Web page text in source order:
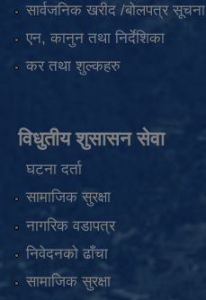
सार्वजनिक खरीद /बोलपत्र सूचना
एन, कानुन तथा निर्देशिका
कर तथा शुल्कहरु
विधुतीय शुसासन सेवा
घटना दर्ता
सामाजिक सुरक्षा
नागरिक वडापत्र
निवेदनको ढाँचा
सामाजिक सुरक्षा